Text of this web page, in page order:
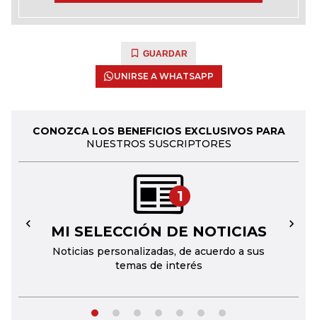
GUARDAR
UNIRSE A WHATSAPP
CONOZCA LOS BENEFICIOS EXCLUSIVOS PARA
NUESTROS SUSCRIPTORES
1
MI SELECCIÓN DE NOTICIAS
Noticias personalizadas, de acuerdo a sus
temas de interés
← →